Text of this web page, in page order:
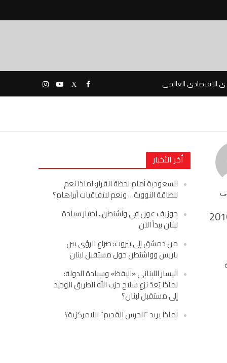
الاقتصادى العالمى
أخر الأخبار
السعودية أمام لحظة القرار: لماذا نعم
للطاقة النووية… ونعم لاتفاقيات أبراهام؟
جوزيف عون في واشنطن.. اختبار سيادة
لبنان يبدأ الآن
من دمشق إلى بيروت: صراع الرؤى بين
باريس وواشنطن حول مستقبل لبنان
اليسار اللبناني «اليقظ» وسيادة الدولة:
لماذا يُعدّ نزع سلاح حزب الله الطريق الوحيد
إلى مستقبل لبنان؟
لماذا يريد “الحرس القديم” اللامركزية؟